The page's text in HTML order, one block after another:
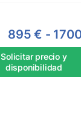
895 € -
Solicitar precio y
disponibilidad